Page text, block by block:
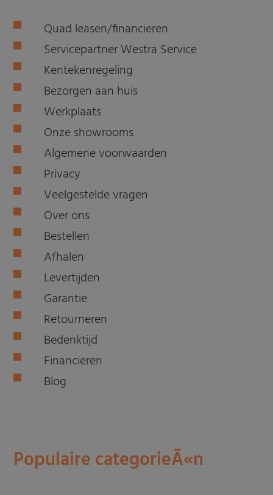
Quad leasen/financieren
Servicepartner Westra Service
Kentekenregeling
Bezorgen aan huis
Werkplaats
Onze showrooms
Algemene voorwaarden
Privacy
Veelgestelde vragen
Over ons
Bestellen
Afhalen
Levertijden
Garantie
Retourneren
Bedenktijd
Financieren
Blog
Populaire categorieÃ«n